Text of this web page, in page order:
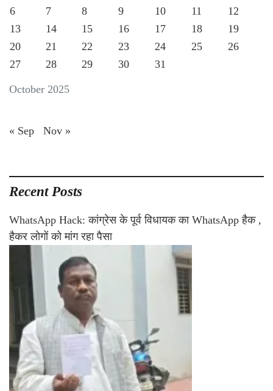
October 2025
6
7 8 9 10 11
12
13
14 15 16 17 18
19
20
21 22 23 24 25
26
27
28 29 30 31
« Sep Nov »
Recent Posts
WhatsApp Hack: कांग्रेस के पूर्व विधायक का WhatsApp हैक ,
हैकर लोगों को मांग रहा पैसा